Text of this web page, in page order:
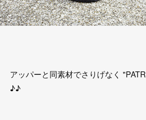
アッパーと同素材でさりげなく
♪♪